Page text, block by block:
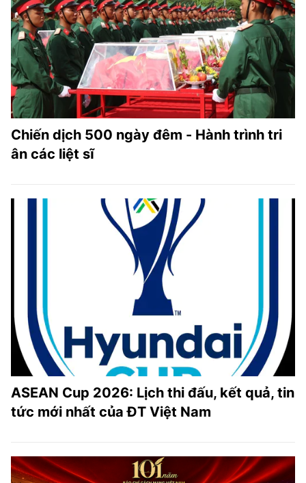
Chiến dịch 500 ngày đêm - Hành trình tri
ân các liệt sĩ
ASEAN Cup 2026: Lịch thi đấu, kết quả, tin
tức mới nhất của ĐT Việt Nam